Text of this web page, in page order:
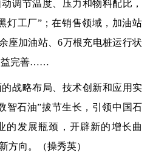
调节温度、压力和物料配比，
灯工厂”；在销售领域，加油站
座加油站、6万根充电桩运行状
益完善……
略布局、技术创新和应用实
智石油”拔节生长，引领中国石
的发展瓶颈，开辟新的增长曲
方向。（操秀英）